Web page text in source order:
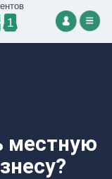
1
местную